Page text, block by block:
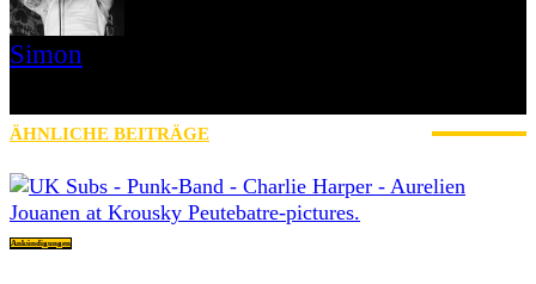
Simon
ÄHNLICHE BEITRÄGE
Ankündigungen